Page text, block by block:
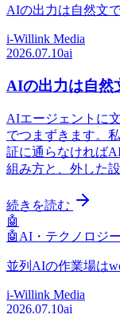
AIの出力は自然文
i-Willink Media
2026.07.10ai
AIの出力は自然
AIエージェントに
でつまずきます。
証に通らなければ
組み方と、外した
続きを読む
🤖
🤖 AI・テクノロジー
並列AIの作業場は
i-Willink Media
2026.07.10ai